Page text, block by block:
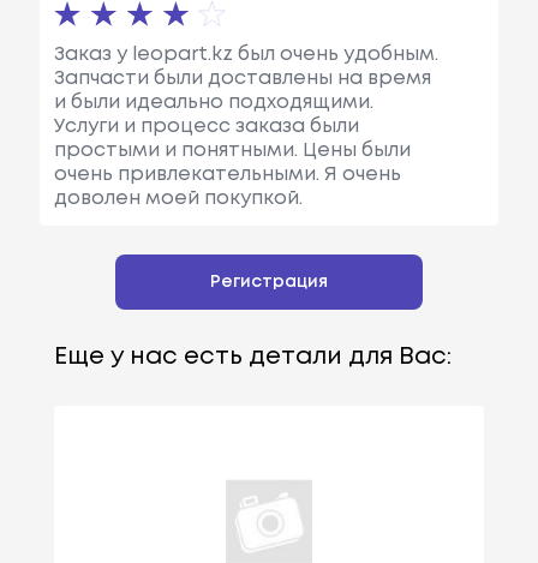
Заказ у leopart.kz был очень удобным.
Запчасти были доставлены на время
и были идеально подходящими.
Услуги и процесс заказа были
простыми и понятными. Цены были
очень привлекательными. Я очень
доволен моей покупкой.
Регистрация
Еще у нас есть детали для Вас: